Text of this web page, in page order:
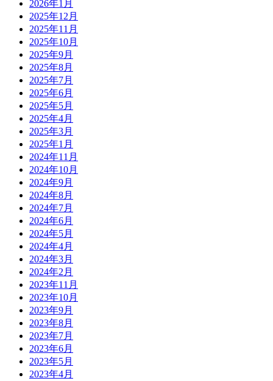
2026年1月
2025年12月
2025年11月
2025年10月
2025年9月
2025年8月
2025年7月
2025年6月
2025年5月
2025年4月
2025年3月
2025年1月
2024年11月
2024年10月
2024年9月
2024年8月
2024年7月
2024年6月
2024年5月
2024年4月
2024年3月
2024年2月
2023年11月
2023年10月
2023年9月
2023年8月
2023年7月
2023年6月
2023年5月
2023年4月